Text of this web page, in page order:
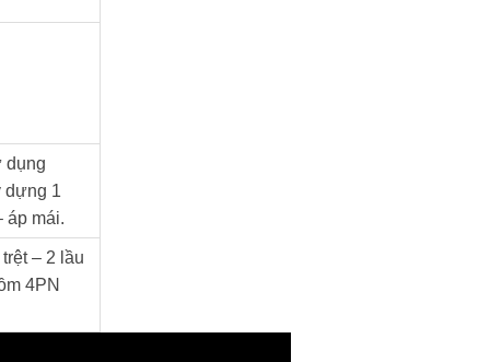
dụng
dựng 1
áp mái.
– 2 lầu
4PN